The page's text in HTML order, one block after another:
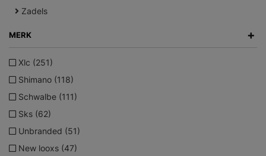
Zadels
MERK +
Xlc (251)
Shimano (118)
Schwalbe (111)
Sks (62)
Unbranded (51)
New looxs (47)